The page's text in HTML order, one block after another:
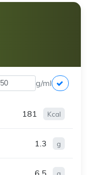
g/ml
181 Kcal
1.3 g
6.5 g